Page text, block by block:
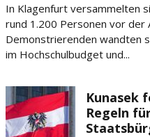
In Klagenfurt versammelten
rund 1.200 Personen vor der
Demonstrierenden wandten
im Hochschulbudget und...
Kunasek
Regeln